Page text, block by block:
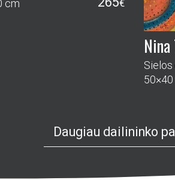
Daugiau dailininko
DAILININKAI